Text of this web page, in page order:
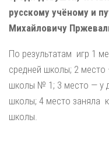
русскому учёному и
Михайловичу
По результатам игр 1
средней школы; 2
школы № 1; 3 место — у
школы; 4 место заняла
школы.